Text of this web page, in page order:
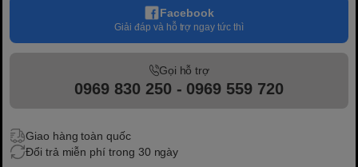
Facebook
Giải đáp và hỗ trợ ngay tức thì
Gọi hỗ trợ
0969 830 250 - 0969 559 720
Giao hàng toàn quốc
Đổi trả miễn phí trong 30 ngày